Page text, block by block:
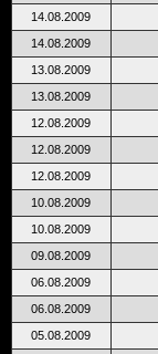
14.08.2009
14.08.2009
13.08.2009
13.08.2009
12.08.2009
12.08.2009
12.08.2009
10.08.2009
10.08.2009
09.08.2009
06.08.2009
06.08.2009
05.08.2009